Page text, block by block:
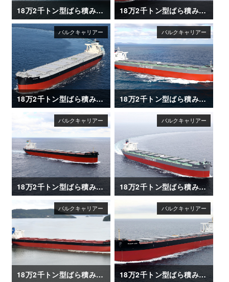
18万2千トン型ばら積み運搬船「AGIS」 18万2千トン型ばら積み運搬船「WORLD SEAFARER」
18万2千トン型ばら積み運搬船「AQUAJOY」 18万2千トン型ばら積み運搬船「GINA OLDENDORFF」
18万2千トン型ばら積み運搬船「OCEAN LEADER」 18万2千トン型ばら積み運搬船「ALICE OLDENDORFF」
18万2千トン型ばら積み運搬船「CAPE CORMORANT」 18万2千トン型ばら積み運搬船「OCEAN ASIA」